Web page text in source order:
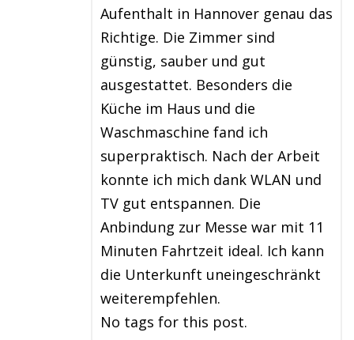
Aufenthalt in Hannover genau das
Richtige. Die Zimmer sind
günstig, sauber und gut
ausgestattet. Besonders die
Küche im Haus und die
Waschmaschine fand ich
superpraktisch. Nach der Arbeit
konnte ich mich dank WLAN und
TV gut entspannen. Die
Anbindung zur Messe war mit 11
Minuten Fahrtzeit ideal. Ich kann
die Unterkunft uneingeschränkt
weiterempfehlen.
No tags for this post.